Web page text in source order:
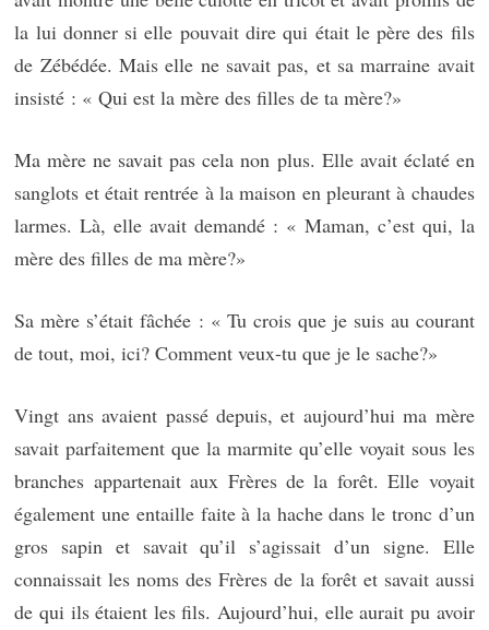
la lui donner si elle pouvait dire qui était le père des fils
de Zébédée. Mais elle ne savait pas, et sa marraine avait
insisté : « Qui est la mère des filles de ta mère?»
Ma mère ne savait pas cela non plus. Elle avait éclaté en
sanglots et était rentrée à la maison en pleurant à chaudes
larmes. Là, elle avait demandé : « Maman, c’est qui, la
mère des filles de ma mère?»
Sa mère s’était fâchée : « Tu crois que je suis au courant
de tout, moi, ici? Comment veux-tu que je le sache?»
Vingt ans avaient passé depuis, et aujourd’hui ma mère
savait parfaitement que la marmite qu’elle voyait sous les
branches appartenait aux Frères de la forêt. Elle voyait
également une entaille faite à la hache dans le tronc d’un
gros sapin et savait qu’il s’agissait d’un signe. Elle
connaissait les noms des Frères de la forêt et savait aussi
de qui ils étaient les fils. Aujourd’hui, elle aurait pu avoir